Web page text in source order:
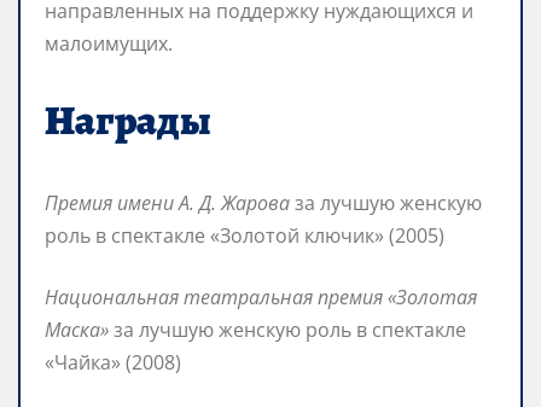
направленных на поддержку нуждающихся и
малоимущих.
Награды
Премия имени А. Д. Жароваза лучшую женскую
роль в спектакле «Золотой ключик» (2005)
Национальная театральная премия «Золотая
Маска»за лучшую женскую роль в спектакле
«Чайка» (2008)